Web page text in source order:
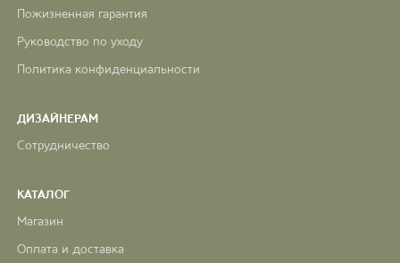
Пожизненная гарантия
Руководство по уходу
Политика конфиденциальности
ДИЗАЙНЕРАМ
Сотрудничество
КАТАЛОГ
Магазин
Оплата и доставка